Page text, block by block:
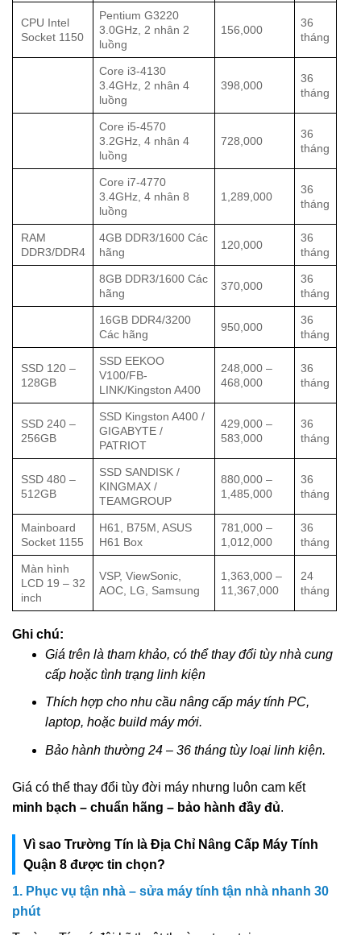
CPU Intel
Socket 1150
Pentium G3220
3.0GHz, 2 nhân 2
luồng
156,000
36
tháng
Core i3-4130
3.4GHz, 2 nhân 4
luồng
398,000
36
tháng
Core i5-4570
3.2GHz, 4 nhân 4
luồng
728,000
36
tháng
Core i7-4770
3.4GHz, 4 nhân 8
luồng
1,289,000
36
tháng
RAM
DDR3/DDR4
4GB DDR3/1600 Các
hãng
120,000
36
tháng
8GB DDR3/1600 Các
hãng
370,000
36
tháng
16GB DDR4/3200
Các hãng
950,000
36
tháng
SSD 120 –
128GB
SSD EEKOO
V100/FB-
LINK/Kingston A400
248,000 –
468,000
36
tháng
SSD 240 –
256GB
SSD Kingston A400 /
GIGABYTE /
PATRIOT
429,000 –
583,000
36
tháng
SSD 480 –
512GB
SSD SANDISK /
KINGMAX /
TEAMGROUP
880,000 –
1,485,000
36
tháng
Mainboard
Socket 1155
H61, B75M, ASUS
H61 Box
781,000 –
1,012,000
36
tháng
Màn hình
LCD 19 – 32
inch
VSP, ViewSonic,
AOC, LG, Samsung
1,363,000 –
11,367,000
24
tháng
Ghi chú:
Giá trên là tham khảo, có thể thay đổi tùy nhà cung
cấp hoặc tình trạng linh kiện
Thích hợp cho nhu cầu nâng cấp máy tính PC,
laptop, hoặc build máy mới.
Bảo hành thường 24 – 36 tháng tùy loại linh kiện.
Giá có thể thay đổi tùy đời máy nhưng luôn cam kết
minh bạch – chuẩn hãng – bảo hành đầy đủ.
Vì sao Trường Tín là Địa Chỉ Nâng Cấp Máy Tính
Quận 8 được tin chọn?
1. Phục vụ tận nhà – sửa máy tính tận nhà nhanh 30
phút